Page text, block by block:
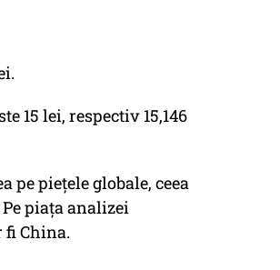
15 lei, respectiv 15,146
pe piețele globale, ceea
Pe piața analizei
fi China.